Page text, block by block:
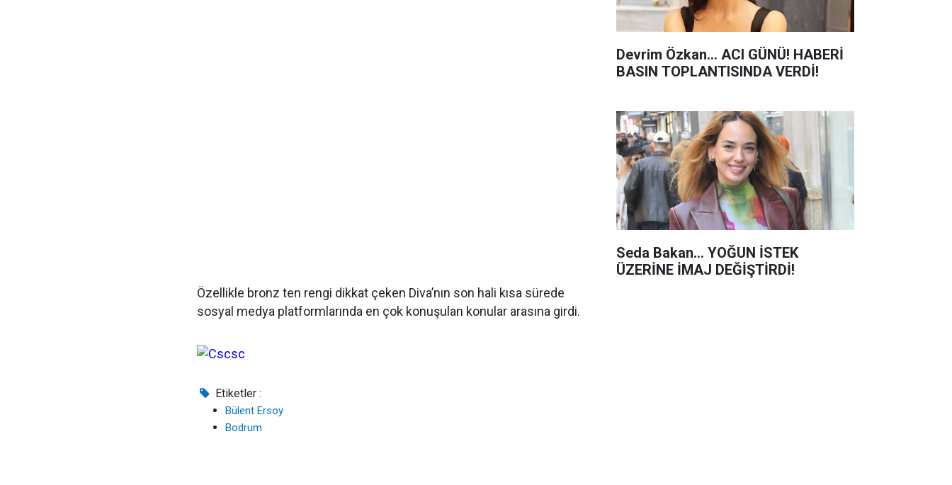
Özellikle bronz ten rengi dikkat çeken Diva’nın son hali kısa sürede
sosyal medya platformlarında en çok konuşulan konular arasına girdi.
Etiketler :
Bülent Ersoy
Bodrum
Devrim Özkan... ACI GÜNÜ! HABERİ
BASIN TOPLANTISINDA VERDİ!
Seda Bakan... YOĞUN İSTEK
ÜZERİNE İMAJ DEĞİŞTİRDİ!